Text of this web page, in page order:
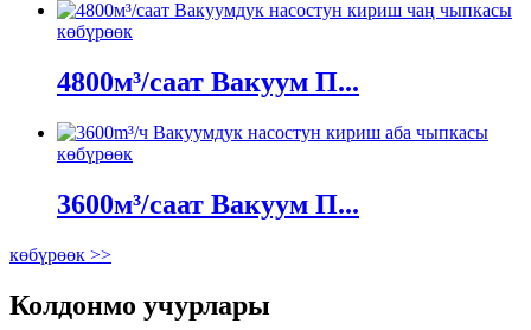
көбүрөөк
4800м³/саат Вакуум П...
көбүрөөк
3600м³/саат Вакуум П...
көбүрөөк >>
Колдонмо учурлары